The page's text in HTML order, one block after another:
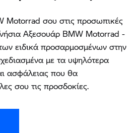
Motorrad σου στις προσωπικές
Αξεσουάρ BMW Motorrad -
ειδικά προσαρμοσμένων στην
με τα υψηλότερα
ασφάλειας που θα
σου τις προσδοκίες.